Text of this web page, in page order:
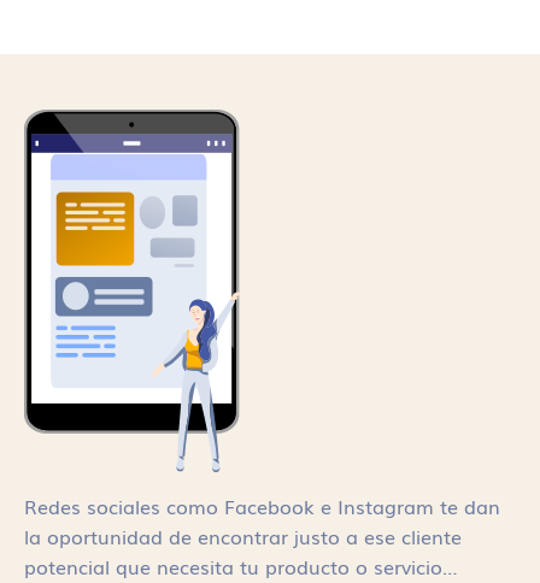
Redes sociales como Facebook e Instagram te dan
la oportunidad de encontrar justo a ese cliente
potencial que necesita tu producto o servicio…